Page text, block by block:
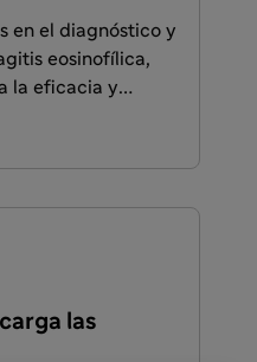
en el diagnóstico y
eosinofílica,
la eficacia y
las